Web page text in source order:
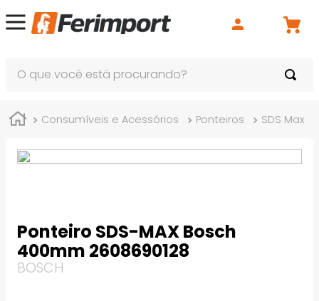
Consumíveis e Acessórios Ponteiros SDS Max
Ponteiro SDS-MAX Bosch
400mm 2608690128
BOSCH